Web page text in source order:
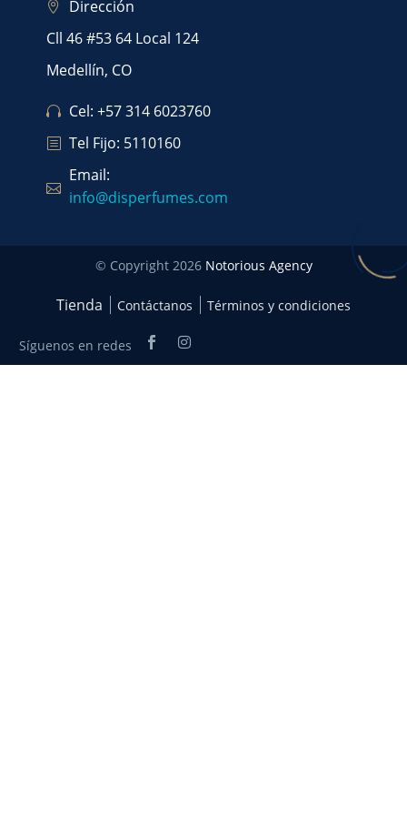
Dirección
Cll 46 #53 64 Local 124
Medellín, CO
Cel: +57 314 6023760
Tel Fijo: 5110160
Email:
info@disperfumes.com
© Copyright 2026 Notorious Agency
Tienda Contáctanos Términos y condiciones
Síguenos en redes